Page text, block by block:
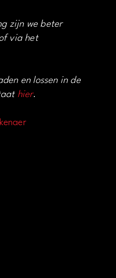
zijn we beter
via het
en lossen in de
hier.